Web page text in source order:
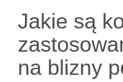
Jakie są
na blizny